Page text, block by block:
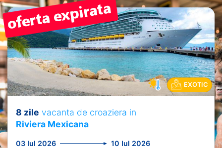
EXOTIC
8 zile vacanta de croaziera in
Riviera Mexicana
03 Iul 2026 10 Iul 2026